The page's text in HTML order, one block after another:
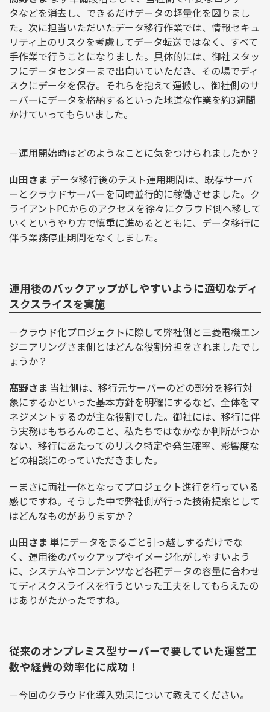
タなどを消去し、できるだけデータの軽量化を図りまし
た。次に担当いただいたデータ移行作業では、情報セキュ
リティ上のリスクを考慮してデータ転送ではなく、すべて
手作業で行うことになりました。具体的には、御社スタッ
フにデータセンターまで出向いていただき、その場でディ
スクにデータを保存。それらを抱えて運搬し、御社側のサ
ーバーにデータを格納するといった地道な作業を約3週間
かけていってもらいました。
－運用開始時はどのようなことに気をつけられましたか？
山田さま データ移行後のテスト運用期間は、既存サーバ
ーとクラウドサーバーを同時並行的に稼働させました。ク
ライアントPCからのアクセスを徐々にクラウド側へ移して
いくというやり方で慎重に進めるとともに、データ移行に
伴う業務停止期間をなくしました。
運用後のバックアップがしやすいように適切なディ
スクスライスを実施
－クラウド化プロジェクトに際して弊社側と三菱電機エン
ジニアリングさま側とはどんな役割分担をされましたでし
ょうか？
髙野さま 当社側は、移行元サーバーのどの部分を移行対
象にするかといった基本方針を明確にするなど、全体をマ
ネジメントするのが主な役割でした。御社には、移行に伴
う実務はもちろんのこと、私たちではなかなか判断がつか
ない、移行にあたってのリスク特定や発生確率、影響度な
どの相談にのっていただきました。
－まさに両社一体となってプロジェクト進行を行っている
感じですね。そうした中で弊社側が行った技術提案として
はどんなものがありますか？
山田さま 単にデータをまるごと引っ越しするだけでな
く、運用後のバックアップやイメージ化がしやすいよう
に、システムやコンテンツなど各種データの容量に合わせ
てディスクスライスを行うといった工夫をしてもらえたの
はありがたかったですね。
従来のオンプレミス型サーバーで要していた運営工
数や経費の効率化に成功！
－今回のクラウド化導入効果について教えてください。